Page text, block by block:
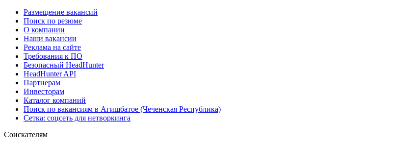
Размещение вакансий
Поиск по резюме
О компании
Наши вакансии
Реклама на сайте
Требования к ПО
Безопасный HeadHunter
HeadHunter API
Партнерам
Инвесторам
Каталог компаний
Поиск по вакансиям в Агишбатое (Чеченская Республика)
Сетка: соцсеть для нетворкинга
Соискателям